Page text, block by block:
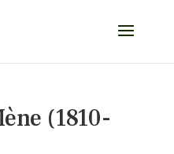
(1810-